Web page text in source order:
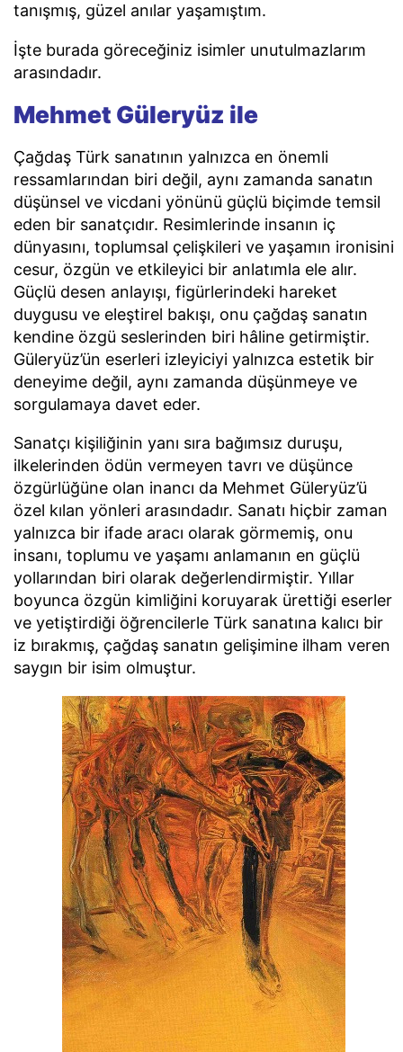
tanışmış, güzel anılar yaşamıştım.
İşte burada göreceğiniz isimler unutulmazlarım
arasındadır.
Mehmet Güleryüz ile
Çağdaş Türk sanatının yalnızca en önemli
ressamlarından biri değil, aynı zamanda sanatın
düşünsel ve vicdani yönünü güçlü biçimde temsil
eden bir sanatçıdır. Resimlerinde insanın iç
dünyasını, toplumsal çelişkileri ve yaşamın ironisini
cesur, özgün ve etkileyici bir anlatımla ele alır.
Güçlü desen anlayışı, figürlerindeki hareket
duygusu ve eleştirel bakışı, onu çağdaş sanatın
kendine özgü seslerinden biri hâline getirmiştir.
Güleryüz’ün eserleri izleyiciyi yalnızca estetik bir
deneyime değil, aynı zamanda düşünmeye ve
sorgulamaya davet eder.
Sanatçı kişiliğinin yanı sıra bağımsız duruşu,
ilkelerinden ödün vermeyen tavrı ve düşünce
özgürlüğüne olan inancı da Mehmet Güleryüz’ü
özel kılan yönleri arasındadır. Sanatı hiçbir zaman
yalnızca bir ifade aracı olarak görmemiş, onu
insanı, toplumu ve yaşamı anlamanın en güçlü
yollarından biri olarak değerlendirmiştir. Yıllar
boyunca özgün kimliğini koruyarak ürettiği eserler
ve yetiştirdiği öğrencilerle Türk sanatına kalıcı bir
iz bırakmış, çağdaş sanatın gelişimine ilham veren
saygın bir isim olmuştur.